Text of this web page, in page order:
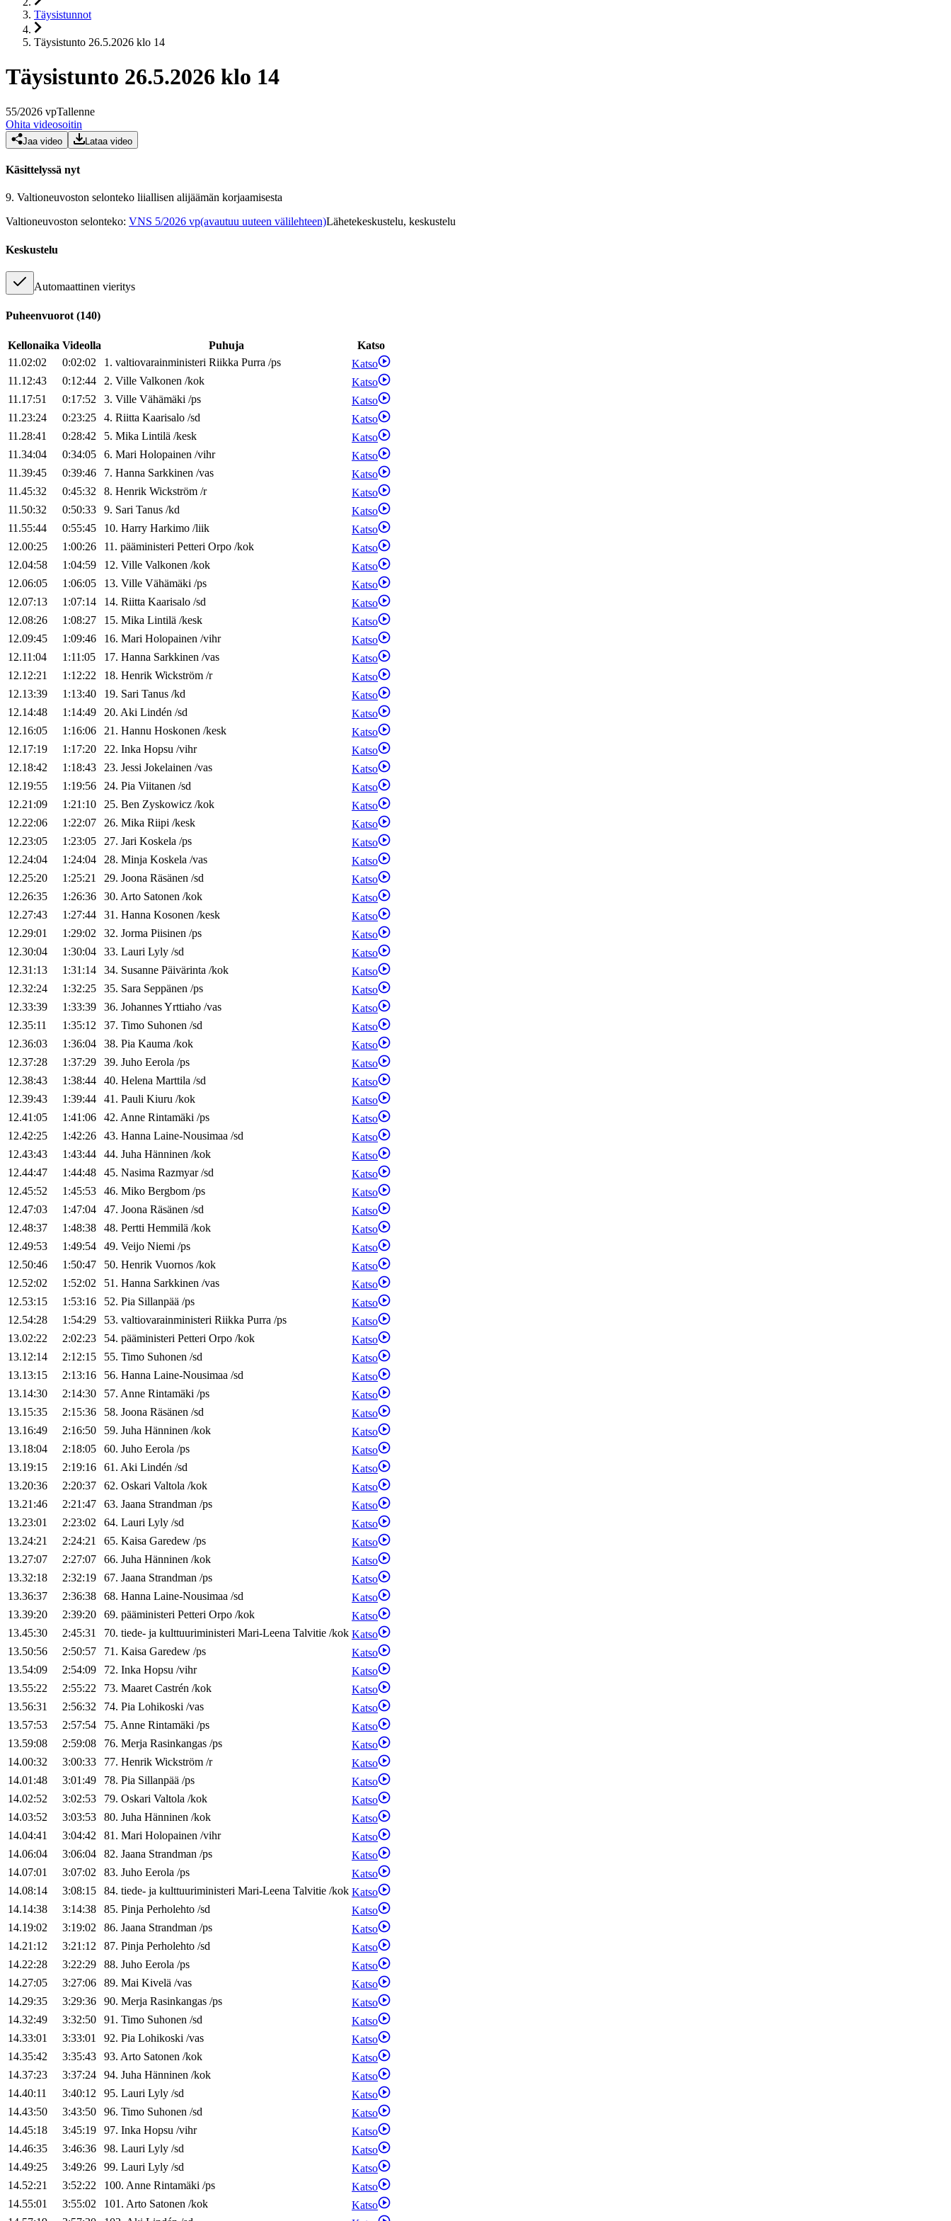
Täysistunnot
Täysistunto 26.5.2026 klo 14
Täysistunto 26.5.2026 klo 14
55/2026 vpTallenne
Ohita videosoitin
Jaa video Lataa video
Käsittelyssä nyt
9. Valtioneuvoston selonteko liiallisen alijäämän korjaamisesta
Valtioneuvoston selonteko: VNS 5/2026 vp(avautuu uuteen välilehteen)Lähetekeskustelu, keskustelu
Keskustelu
Automaattinen vieritys
Puheenvuorot (140)
Kellonaika Videolla Puhuja
Katso
11.02:02
0:02:02 1. valtiovarainministeri Riikka Purra /ps
Katso
11.12:43
0:12:44 2. Ville Valkonen /kok
Katso
11.17:51
0:17:52 3. Ville Vähämäki /ps
Katso
11.23:24
0:23:25 4. Riitta Kaarisalo /sd
Katso
11.28:41
0:28:42 5. Mika Lintilä /kesk
Katso
11.34:04
0:34:05 6. Mari Holopainen /vihr
Katso
11.39:45
0:39:46 7. Hanna Sarkkinen /vas
Katso
11.45:32
0:45:32 8. Henrik Wickström /r
Katso
11.50:32
0:50:33 9. Sari Tanus /kd
Katso
11.55:44
0:55:45 10. Harry Harkimo /liik
Katso
12.00:25
1:00:26 11. pääministeri Petteri Orpo /kok
Katso
12.04:58
1:04:59 12. Ville Valkonen /kok
Katso
12.06:05
1:06:05 13. Ville Vähämäki /ps
Katso
12.07:13
1:07:14 14. Riitta Kaarisalo /sd
Katso
12.08:26
1:08:27 15. Mika Lintilä /kesk
Katso
12.09:45
1:09:46 16. Mari Holopainen /vihr
Katso
12.11:04
1:11:05 17. Hanna Sarkkinen /vas
Katso
12.12:21
1:12:22 18. Henrik Wickström /r
Katso
12.13:39
1:13:40 19. Sari Tanus /kd
Katso
12.14:48
1:14:49 20. Aki Lindén /sd
Katso
12.16:05
1:16:06 21. Hannu Hoskonen /kesk
Katso
12.17:19
1:17:20 22. Inka Hopsu /vihr
Katso
12.18:42
1:18:43 23. Jessi Jokelainen /vas
Katso
12.19:55
1:19:56 24. Pia Viitanen /sd
Katso
12.21:09
1:21:10 25. Ben Zyskowicz /kok
Katso
12.22:06
1:22:07 26. Mika Riipi /kesk
Katso
12.23:05
1:23:05 27. Jari Koskela /ps
Katso
12.24:04
1:24:04 28. Minja Koskela /vas
Katso
12.25:20
1:25:21 29. Joona Räsänen /sd
Katso
12.26:35
1:26:36 30. Arto Satonen /kok
Katso
12.27:43
1:27:44 31. Hanna Kosonen /kesk
Katso
12.29:01
1:29:02 32. Jorma Piisinen /ps
Katso
12.30:04
1:30:04 33. Lauri Lyly /sd
Katso
12.31:13
1:31:14 34. Susanne Päivärinta /kok
Katso
12.32:24
1:32:25 35. Sara Seppänen /ps
Katso
12.33:39
1:33:39 36. JohannesYrttiaho /vas
Katso
12.35:11
1:35:12 37. Timo Suhonen /sd
Katso
12.36:03
1:36:04 38. Pia Kauma /kok
Katso
12.37:28
1:37:29 39. Juho Eerola /ps
Katso
12.38:43
1:38:44 40. Helena Marttila /sd
Katso
12.39:43
1:39:44 41. Pauli Kiuru /kok
Katso
12.41:05
1:41:06 42. Anne Rintamäki /ps
Katso
12.42:25
1:42:26 43. Hanna Laine-Nousimaa /sd
Katso
12.43:43
1:43:44 44. Juha Hänninen /kok
Katso
12.44:47
1:44:48 45. Nasima Razmyar/sd
Katso
12.45:52
1:45:53 46. Miko Bergbom /ps
Katso
12.47:03
1:47:04 47. Joona Räsänen /sd
Katso
12.48:37
1:48:38 48. Pertti Hemmilä /kok
Katso
12.49:53
1:49:54 49. Veijo Niemi /ps
Katso
12.50:46
1:50:47 50. Henrik Vuornos /kok
Katso
12.52:02
1:52:02 51. Hanna Sarkkinen /vas
Katso
12.53:15
1:53:16 52. Pia Sillanpää /ps
Katso
12.54:28
1:54:29 53. valtiovarainministeri Riikka Purra /ps
Katso
13.02:22
2:02:23 54. pääministeri Petteri Orpo /kok
Katso
13.12:14
2:12:15 55. Timo Suhonen /sd
Katso
13.13:15
2:13:16 56. Hanna Laine-Nousimaa /sd
Katso
13.14:30
2:14:30 57. Anne Rintamäki /ps
Katso
13.15:35
2:15:36 58. Joona Räsänen /sd
Katso
13.16:49
2:16:50 59. Juha Hänninen /kok
Katso
13.18:04
2:18:05 60. Juho Eerola /ps
Katso
13.19:15
2:19:16 61. Aki Lindén /sd
Katso
13.20:36
2:20:37 62. Oskari Valtola /kok
Katso
13.21:46
2:21:47 63. Jaana Strandman /ps
Katso
13.23:01
2:23:02 64. Lauri Lyly /sd
Katso
13.24:21
2:24:21 65. Kaisa Garedew /ps
Katso
13.27:07
2:27:07 66. Juha Hänninen /kok
Katso
13.32:18
2:32:19 67. Jaana Strandman /ps
Katso
13.36:37
2:36:38 68. Hanna Laine-Nousimaa /sd
Katso
13.39:20
2:39:20 69. pääministeri Petteri Orpo /kok
Katso
13.45:30
2:45:31 70. tiede- ja kulttuuriministeri Mari-Leena Talvitie /kok Katso
13.50:56
2:50:57 71. Kaisa Garedew /ps
Katso
13.54:09
2:54:09 72. Inka Hopsu /vihr
Katso
13.55:22
2:55:22 73. Maaret Castrén /kok
Katso
13.56:31
2:56:32 74. Pia Lohikoski /vas
Katso
13.57:53
2:57:54 75. Anne Rintamäki /ps
Katso
13.59:08
2:59:08 76. Merja Rasinkangas /ps
Katso
14.00:32
3:00:33 77. Henrik Wickström /r
Katso
14.01:48
3:01:49 78. Pia Sillanpää /ps
Katso
14.02:52
3:02:53 79. Oskari Valtola /kok
Katso
14.03:52
3:03:53 80. Juha Hänninen /kok
Katso
14.04:41
3:04:42 81. Mari Holopainen /vihr
Katso
14.06:04
3:06:04 82. Jaana Strandman /ps
Katso
14.07:01
3:07:02 83. Juho Eerola /ps
Katso
14.08:14
3:08:15 84. tiede- ja kulttuuriministeri Mari-Leena Talvitie /kok Katso
14.14:38
3:14:38 85. Pinja Perholehto /sd
Katso
14.19:02
3:19:02 86. Jaana Strandman /ps
Katso
14.21:12
3:21:12 87. Pinja Perholehto /sd
Katso
14.22:28
3:22:29 88. Juho Eerola /ps
Katso
14.27:05
3:27:06 89. Mai Kivelä /vas
Katso
14.29:35
3:29:36 90. Merja Rasinkangas /ps
Katso
14.32:49
3:32:50 91. Timo Suhonen /sd
Katso
14.33:01
3:33:01 92. Pia Lohikoski /vas
Katso
14.35:42
3:35:43 93. Arto Satonen /kok
Katso
14.37:23
3:37:24 94. Juha Hänninen /kok
Katso
14.40:11
3:40:12 95. Lauri Lyly /sd
Katso
14.43:50
3:43:50 96. Timo Suhonen /sd
Katso
14.45:18
3:45:19 97. Inka Hopsu /vihr
Katso
14.46:35
3:46:36 98. Lauri Lyly /sd
Katso
14.49:25
3:49:26 99. Lauri Lyly /sd
Katso
14.52:21
3:52:22 100. Anne Rintamäki /ps
Katso
14.55:01
3:55:02 101. Arto Satonen /kok
Katso